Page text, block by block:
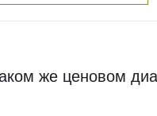
же ценовом